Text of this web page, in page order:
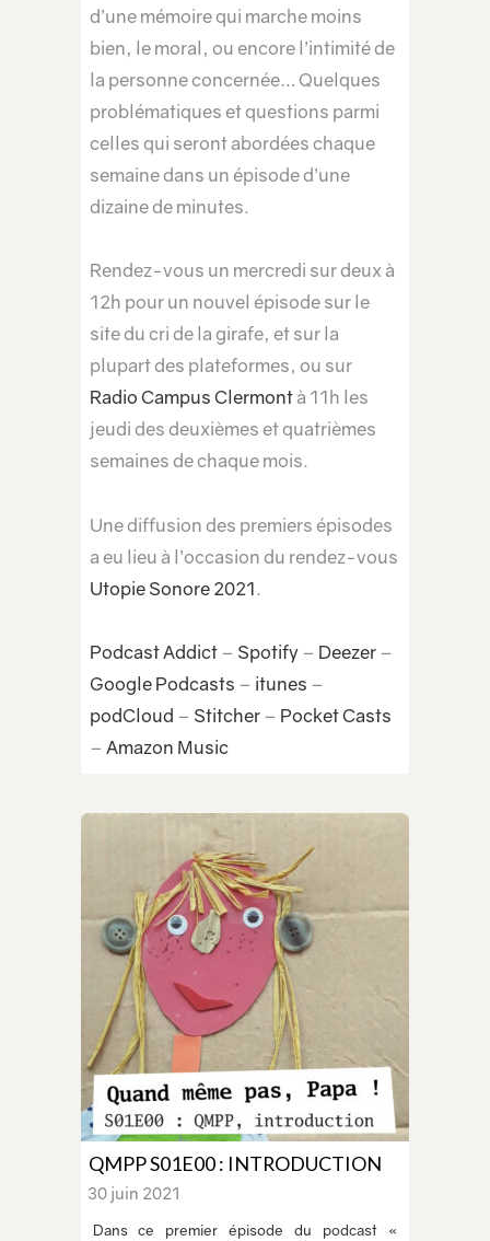
d’une mémoire qui marche moins
bien, le moral, ou encore l’intimité de
la personne concernée… Quelques
problématiques et questions parmi
celles qui seront abordées chaque
semaine dans un épisode d’une
dizaine de minutes.
Rendez-vous un mercredi sur deux à
12h pour un nouvel épisode sur le
site du cri de la girafe, et sur la
plupart des plateformes, ou sur
Radio Campus Clermontà 11h les
jeudi des deuxièmes et quatrièmes
semaines de chaque mois.
Une diffusion des premiers épisodes
a eu lieu à l’occasion du rendez-vous
Utopie Sonore 2021.
Podcast Addict – Spotify – Deezer –
Google Podcasts – itunes –
podCloud – Stitcher – Pocket Casts
–Amazon Music
QMPP S01E00 : INTRODUCTION
30 juin 2021
Dans ce premier épisode du podcast «